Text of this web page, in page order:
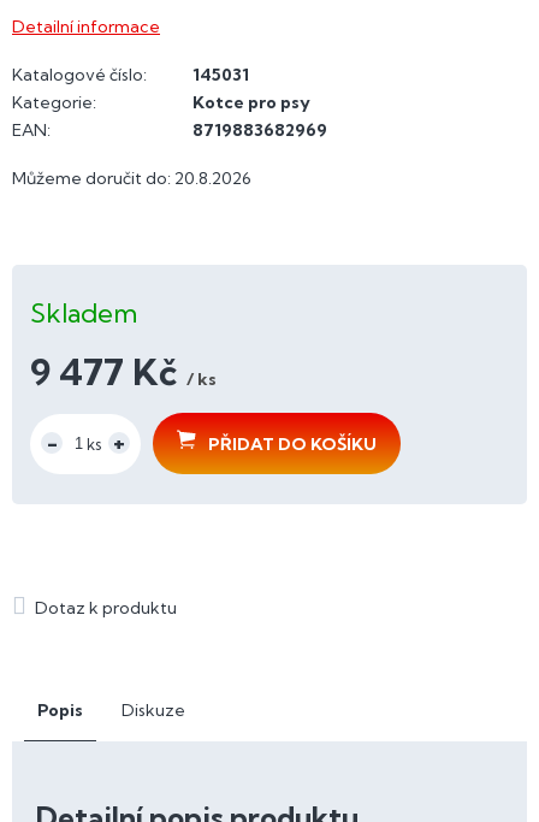
Můžeme doručit do: 20.8.2026
Skladem
9 477 Kč / ks
cena:
PŘIDAT DO KOŠÍKU
Detailní informace
Katalogové číslo:
145031
Kategorie:
Kotce pro psy
EAN: 8719883682969
Popis Diskuze